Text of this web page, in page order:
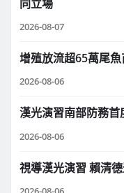
同立場
2026-08-07
增殖放流超65萬尾
2026-08-06
漢光演習南部防務
2026-08-06
視導漢光演習 賴清